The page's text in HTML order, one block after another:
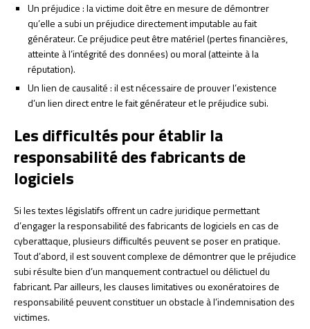
Un préjudice : la victime doit être en mesure de démontrer
qu’elle a subi un préjudice directement imputable au fait
générateur. Ce préjudice peut être matériel (pertes financières,
atteinte à l’intégrité des données) ou moral (atteinte à la
réputation).
Un lien de causalité : il est nécessaire de prouver l’existence
d’un lien direct entre le fait générateur et le préjudice subi.
Les difficultés pour établir la
responsabilité des fabricants de
logiciels
Si les textes législatifs offrent un cadre juridique permettant
d’engager la responsabilité des fabricants de logiciels en cas de
cyberattaque, plusieurs difficultés peuvent se poser en pratique.
Tout d’abord, il est souvent complexe de démontrer que le préjudice
subi résulte bien d’un manquement contractuel ou délictuel du
fabricant. Par ailleurs, les clauses limitatives ou exonératoires de
responsabilité peuvent constituer un obstacle à l’indemnisation des
victimes.